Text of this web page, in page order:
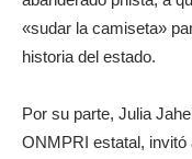
«sudar la camiseta»
historia del estado.
Por su parte, Julia
ONMPRI estatal,